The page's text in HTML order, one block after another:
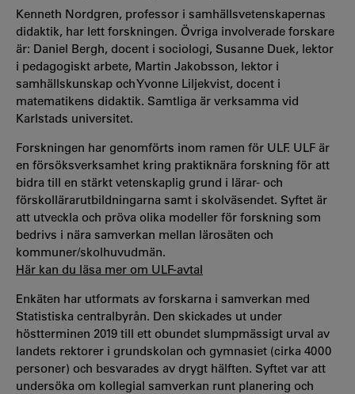
Kenneth Nordgren, professor i samhällsvetenskapernas
didaktik, har lett forskningen. Övriga involverade forskare
är: Daniel Bergh, docent i sociologi, Susanne Duek, lektor
i pedagogiskt arbete, Martin Jakobsson, lektor i
samhällskunskap och Yvonne Liljekvist, docent i
matematikens didaktik. Samtliga är verksamma vid
Karlstads universitet.
Forskningen har genomförts inom ramen för ULF. ULF är
en försöksverksamhet kring praktiknära forskning för att
bidra till en stärkt vetenskaplig grund i lärar- och
förskollärarutbildningarna samt i skolväsendet. Syftet är
att utveckla och pröva olika modeller för forskning som
bedrivs i nära samverkan mellan lärosäten och
kommuner/skolhuvudmän.
Här kan du läsa mer om ULF-avtal
Enkäten har utformats av forskarna i samverkan med
Statistiska centralbyrån. Den skickades ut under
höstterminen 2019 till ett obundet slumpmässigt urval av
landets rektorer i grundskolan och gymnasiet (cirka 4000
personer) och besvarades av drygt hälften. Syftet var att
undersöka om kollegial samverkan runt planering och